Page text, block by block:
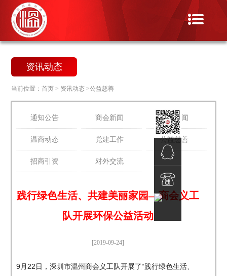
资讯动态
当前位置：首页 > 资讯动态 >公益慈善
通知公告 商会新闻 会员新闻
温商动态 党建工作 公益慈善
招商引资 对外交流
践行绿色生活、共建美丽家园—商会义工
队开展环保公益活动
[2019-09-24]
9月22日，深圳市温州商会义工队开展了“践行绿色生活、
QQ客服